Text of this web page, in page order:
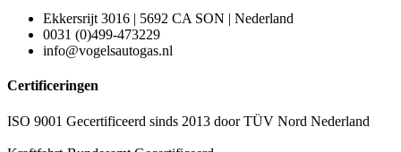
Ekkersrijt 3016 | 5692 CA SON | Nederland
0031 (0)499-473229
info@vogelsautogas.nl
Certificeringen
ISO 9001 Gecertificeerd sinds 2013 door TÜV Nord Nederland